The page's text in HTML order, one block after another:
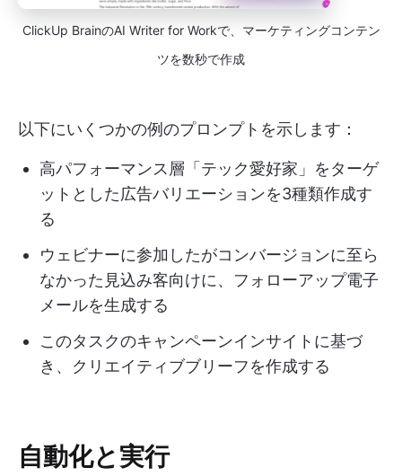
ClickUp BrainのAI Writer for Workで、マーケティングコンテン
ツを数秒で作成
以下にいくつかの例のプロンプトを示します：
高パフォーマンス層「テック愛好家」をターゲ
ットとした広告バリエーションを3種類作成す
る
ウェビナーに参加したがコンバージョンに至ら
なかった見込み客向けに、フォローアップ電子
メールを生成する
このタスクのキャンペーンインサイトに基づ
き、クリエイティブブリーフを作成する
自動化と実行